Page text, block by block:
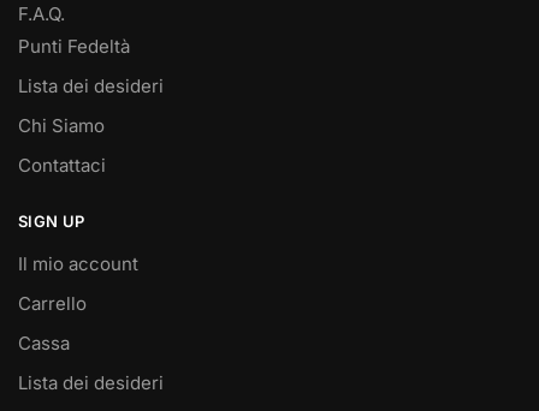
F.A.Q.
Punti Fedeltà
Lista dei desideri
Chi Siamo
Contattaci
SIGN UP
Il mio account
Carrello
Cassa
Lista dei desideri